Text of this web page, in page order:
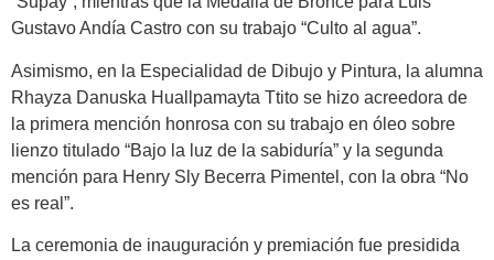
Gustavo Andía Castro con su trabajo “Culto al agua”.
Asimismo, en la Especialidad de Dibujo y Pintura, la alumna
Rhayza Danuska Huallpamayta Ttito se hizo acreedora de
la primera mención honrosa con su trabajo en óleo sobre
lienzo titulado “Bajo la luz de la sabiduría” y la segunda
mención para Henry Sly Becerra Pimentel, con la obra “No
es real”.
La ceremonia de inauguración y premiación fue presidida